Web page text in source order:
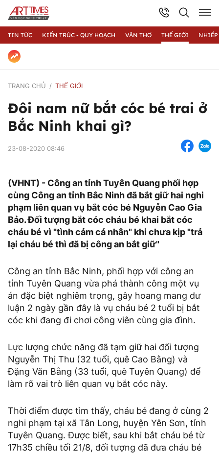
TIN TỨC KIẾN TRÚC - QUY HOẠCH VĂN THƠ THẾ GIỚI
TRANG CHỦ THẾ GIỚI
Đôi nam nữ bắt cóc bé trai ở
Bắc Ninh khai gì?
23-08-2020 08:46
(VHNT) - Công an tỉnh Tuyên Quang phối hợp
cùng Công an tỉnh Bắc Ninh đã bắt giữ hai nghi
phạm liên quan vụ bắt cóc bé Nguyễn Cao Gia
Bảo. Đối tượng bắt cóc cháu bé khai bắt cóc
cháu bé vì "tình cảm cá nhân" khi chưa kịp "trả
lại cháu bé thì đã bị công an bắt giữ"
Công an tỉnh Bắc Ninh, phối hợp với công an
tỉnh Tuyên Quang vừa phá thành công một vụ
án đặc biệt nghiêm trọng, gây hoang mang dư
luận 2 ngày gần đây là vụ cháu bé 2 tuổi bị bắt
cóc khi đang đi chơi công viên cùng gia đình.
Lực lượng chức năng đã tạm giữ hai đối tượng
Nguyễn Thị Thu (32 tuổi, quê Cao Bằng) và
Đặng Văn Bằng (33 tuổi, quê Tuyên Quang) để
làm rõ vai trò liên quan vụ bắt cóc này.
Thời điểm được tìm thấy, cháu bé đang ở cùng 2
nghi phạm tại xã Tân Long, huyện Yên Sơn, tỉnh
Tuyên Quang. Được biết, sau khi bắt cháu bé từ
17h35 chiều tối 21/8, đối tượng đã đưa cháu bé